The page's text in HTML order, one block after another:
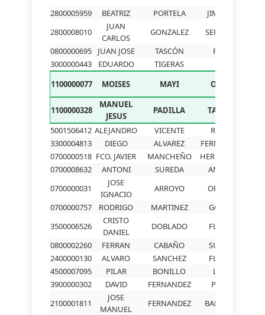
2800005959
BEATRIZ PORTELA JIMENEZ
2800008010
JUAN
CARLOS
GONZALEZ SERRANO
0800000695
JUAN JOSE TASCÓN ROEL
3000000443
EDUARDO TIGERAS
1100000077
MOISES MAYI ORTIZ
1100000328
MANUEL
JESUS
PADILLA
TARDIO
5001506412 ALEJANDRO VICENTE
RICON
3300004813
DIEGO ALVAREZ
FERNANDEZ
0700000518 FCO. JAVIER MANCHEÑO
HERNANDEZ
0700008632
ANTONI SUREDA
ANTICH
0700000031
JOSE
IGNACIO
ARROYO
ORTEGA
0700000757
RODRIGO MARTINEZ
GOMEZ
3500006526
CRISTO
DANIEL
DOBLADO
FLORES
0800002260
FERRAN CABAÑO
SURIOL
2400000130
ALVARO SANCHEZ
FLOREZ
4500007095
PILAR BONILLO
LARA
3900000302
DAVID FERNANDEZ
PEREZ
2100001811
JOSE
MANUEL
FERNANDEZ
BARROSO